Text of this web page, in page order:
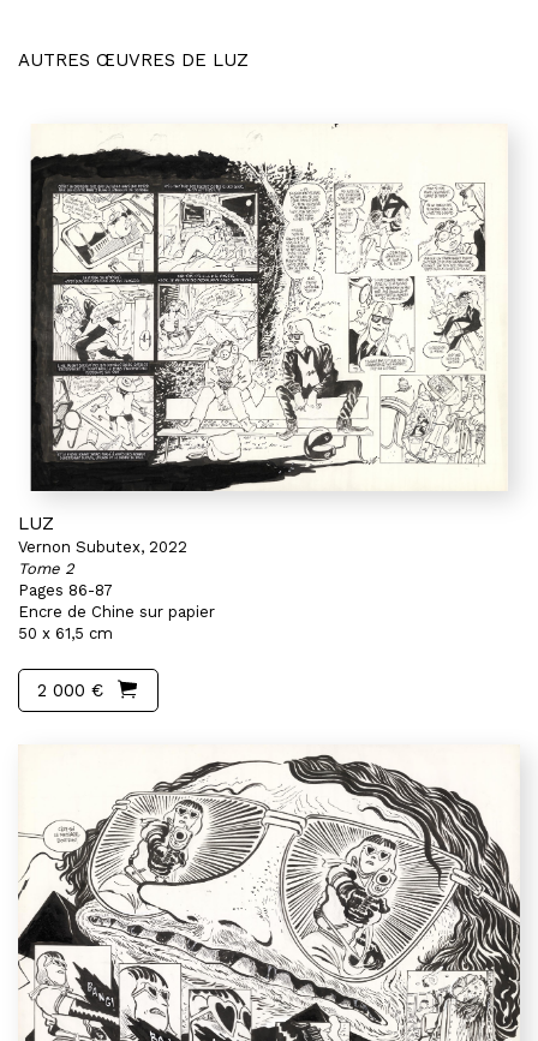
AUTRES ŒUVRES DE LUZ
LUZ
Vernon Subutex, 2022
Tome 2
Pages 86-87
Encre de Chine sur papier
50 x 61,5 cm
2 000 €